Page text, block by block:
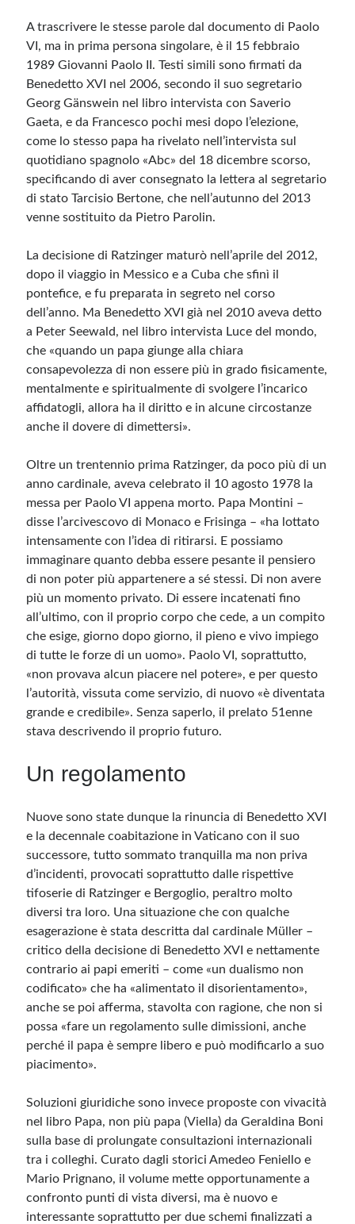
A trascrivere le stesse parole dal documento di Paolo
VI, ma in prima persona singolare, è il 15 febbraio
1989 Giovanni Paolo II. Testi simili sono firmati da
Benedetto XVI nel 2006, secondo il suo segretario
Georg Gänswein nel libro intervista con Saverio
Gaeta, e da Francesco pochi mesi dopo l’elezione,
come lo stesso papa ha rivelato nell’intervista sul
quotidiano spagnolo «Abc» del 18 dicembre scorso,
specificando di aver consegnato la lettera al segretario
di stato Tarcisio Bertone, che nell’autunno del 2013
venne sostituito da Pietro Parolin.
La decisione di Ratzinger maturò nell’aprile del 2012,
dopo il viaggio in Messico e a Cuba che sfinì il
pontefice, e fu preparata in segreto nel corso
dell’anno. Ma Benedetto XVI già nel 2010 aveva detto
a Peter Seewald, nel libro intervista Luce del mondo,
che «quando un papa giunge alla chiara
consapevolezza di non essere più in grado fisicamente,
mentalmente e spiritualmente di svolgere l’incarico
affidatogli, allora ha il diritto e in alcune circostanze
anche il dovere di dimettersi».
Oltre un trentennio prima Ratzinger, da poco più di un
anno cardinale, aveva celebrato il 10 agosto 1978 la
messa per Paolo VI appena morto. Papa Montini –
disse l’arcivescovo di Monaco e Frisinga – «ha lottato
intensamente con l’idea di ritirarsi. E possiamo
immaginare quanto debba essere pesante il pensiero
di non poter più appartenere a sé stessi. Di non avere
più un momento privato. Di essere incatenati fino
all’ultimo, con il proprio corpo che cede, a un compito
che esige, giorno dopo giorno, il pieno e vivo impiego
di tutte le forze di un uomo». Paolo VI, soprattutto,
«non provava alcun piacere nel potere», e per questo
l’autorità, vissuta come servizio, di nuovo «è diventata
grande e credibile». Senza saperlo, il prelato 51enne
stava descrivendo il proprio futuro.
Un regolamento
Nuove sono state dunque la rinuncia di Benedetto XVI
e la decennale coabitazione in Vaticano con il suo
successore, tutto sommato tranquilla ma non priva
d’incidenti, provocati soprattutto dalle rispettive
tifoserie di Ratzinger e Bergoglio, peraltro molto
diversi tra loro. Una situazione che con qualche
esagerazione è stata descritta dal cardinale Müller –
critico della decisione di Benedetto XVI e nettamente
contrario ai papi emeriti – come «un dualismo non
codificato» che ha «alimentato il disorientamento»,
anche se poi afferma, stavolta con ragione, che non si
possa «fare un regolamento sulle dimissioni, anche
perché il papa è sempre libero e può modificarlo a suo
piacimento».
Soluzioni giuridiche sono invece proposte con vivacità
nel libro Papa, non più papa (Viella) da Geraldina Boni
sulla base di prolungate consultazioni internazionali
tra i colleghi. Curato dagli storici Amedeo Feniello e
Mario Prignano, il volume mette opportunamente a
confronto punti di vista diversi, ma è nuovo e
interessante soprattutto per due schemi finalizzati a